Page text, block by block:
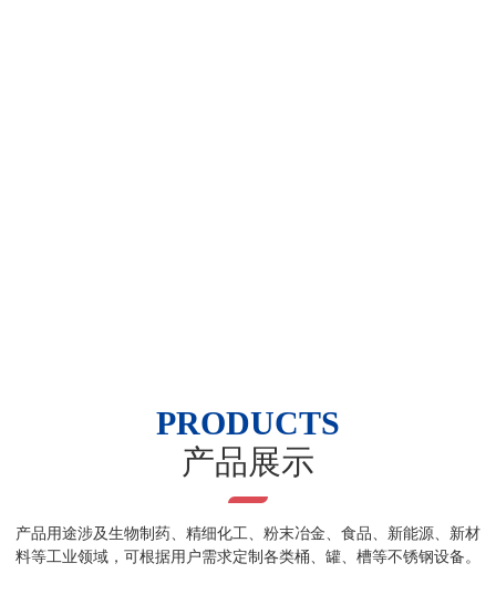
PRODUCTS
产品展示
产品用途涉及生物制药、精细化工、粉末冶金、食品、新能源、新材
料等工业领域，可根据用户需求定制各类桶、罐、槽等不锈钢设备。